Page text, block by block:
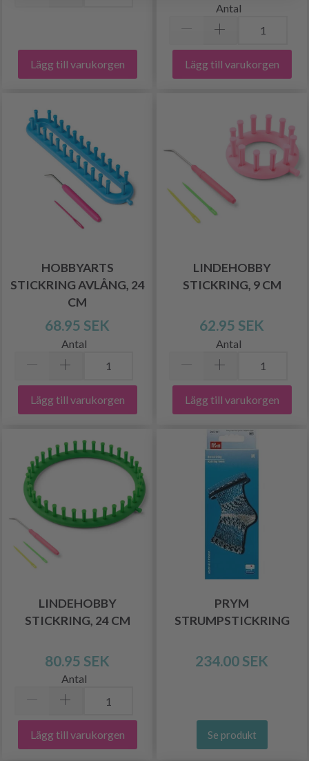
Lägg till varukorgen
Antal
Lägg till varukorgen
HOBBYARTS
STICKRING AVLÅNG, 24
CM
68.95 SEK
Antal
Lägg till varukorgen
LINDEHOBBY
STICKRING, 9 CM
62.95 SEK
Antal
Lägg till varukorgen
LINDEHOBBY
STICKRING, 24 CM
80.95 SEK
Antal
Lägg till varukorgen
PRYM
STRUMPSTICKRING
234.00 SEK
Se produkt